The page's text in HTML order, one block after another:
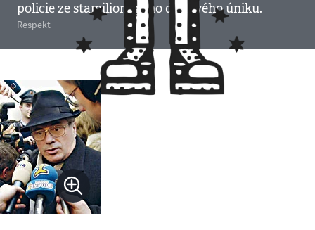
policie ze stamilionového daňového úniku.
Respekt